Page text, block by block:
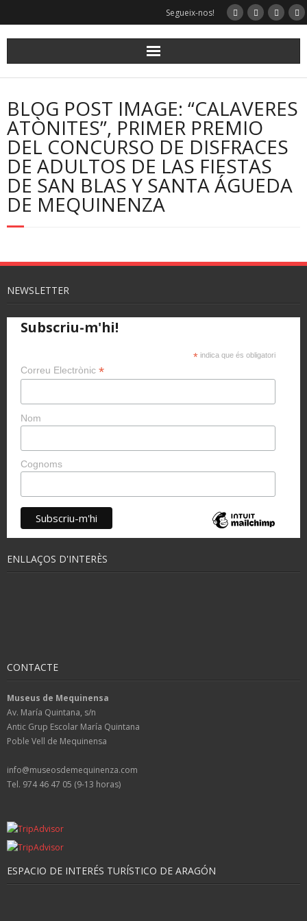
Segueix-nos!
BLOG POST IMAGE: “CALAVERES
ATÒNITES”, PRIMER PREMIO
DEL CONCURSO DE DISFRACES
DE ADULTOS DE LAS FIESTAS
DE SAN BLAS Y SANTA ÁGUEDA
DE MEQUINENZA
NEWSLETTER
Subscriu-m'hi!
* indica que és obligatori
Correu Electrònic *
Nom
Cognoms
ENLLAÇOS D'INTERÈS
CONTACTE
Museus de Mequinensa
Av. María Quintana, s/n
Antic Grup Escolar María Quintana
Poble Vell de Mequinensa
info@museosdemequinenza.com
Tel. 974 46 47 05 (9-13 horas)
ESPACIO DE INTERÉS TURÍSTICO DE ARAGÓN